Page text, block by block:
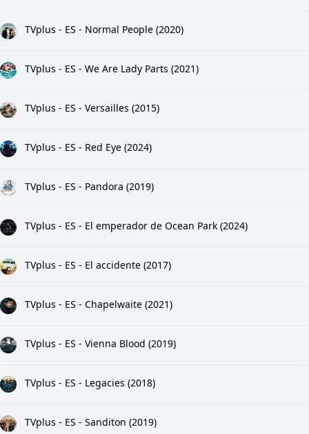
TVplus - ES - Normal People (2020)
TVplus - ES - We Are Lady Parts (2021)
TVplus - ES - Versailles (2015)
TVplus - ES - Red Eye (2024)
TVplus - ES - Pandora (2019)
TVplus - ES - El emperador de Ocean Park (2024)
TVplus - ES - El accidente (2017)
TVplus - ES - Chapelwaite (2021)
TVplus - ES - Vienna Blood (2019)
TVplus - ES - Legacies (2018)
TVplus - ES - Sanditon (2019)